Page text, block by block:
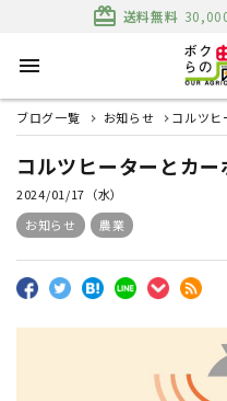
card_giftcard 送料無料
menu
ブログ一覧 お知らせ コルツヒ
コルツヒーターとカ
2024/01/17（水）
お知らせ
農業